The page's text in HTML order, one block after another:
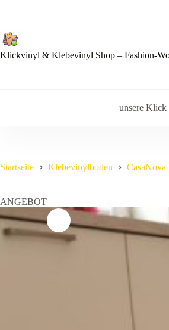
Klickvinyl & Klebevinyl Shop – Fashion-
unsere
Startseite Klebevinylboden
ANGEBOT